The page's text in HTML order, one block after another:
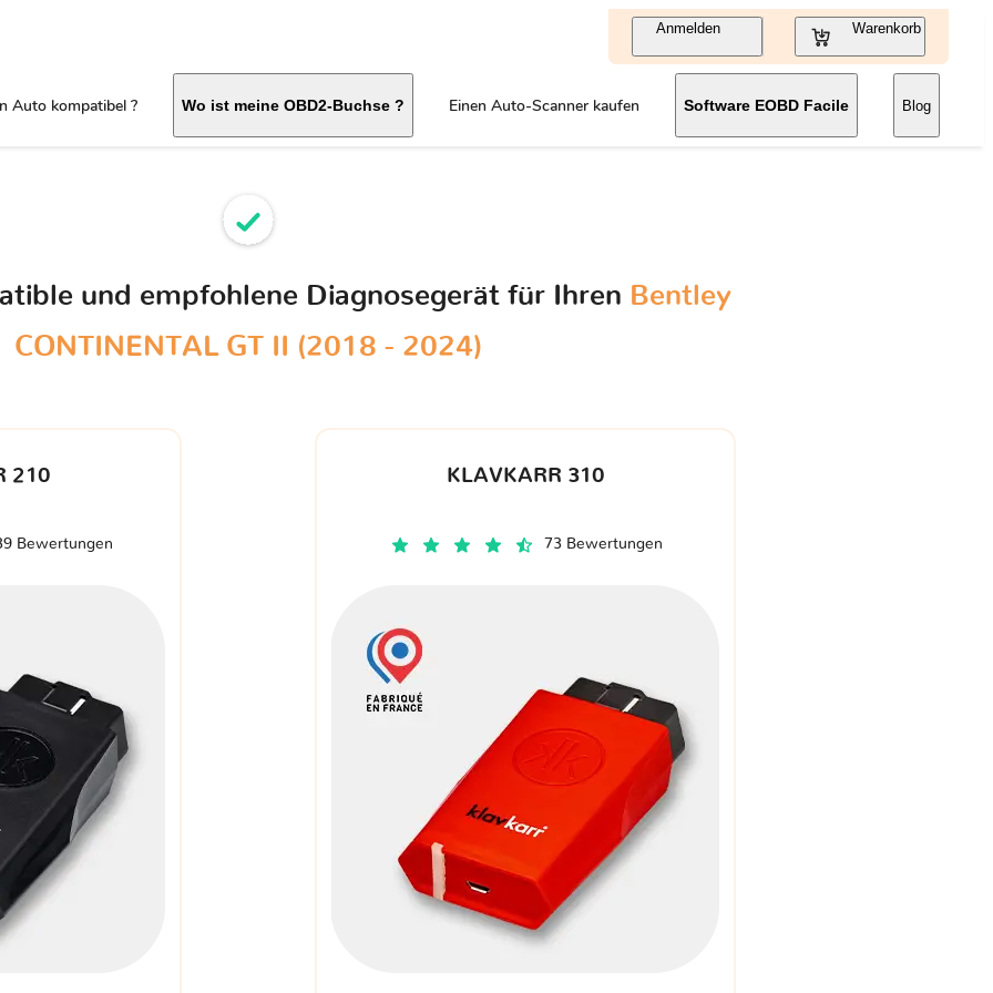
Anmelden Warenkorb
Auto kompatibel ? Wo ist meine OBD2-Buchse ? Einen Auto-Scanner kaufen Software EOBD Facile Blog
und empfohlene Diagnosegerät für Ihren Bentley
CONTINENTAL GT II (2018 - 2024)
210
Bewertungen
KLAVKARR 310
73 Bewertungen